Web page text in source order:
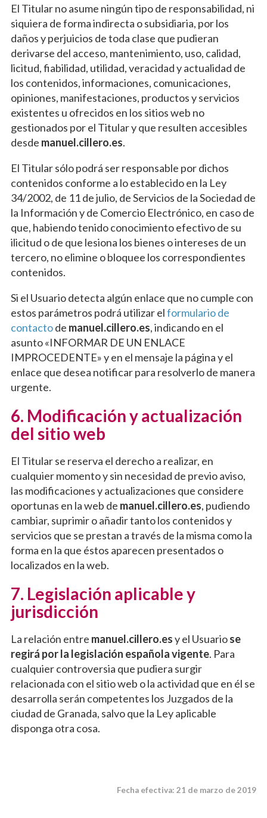
El Titular no asume ningún tipo de responsabilidad, ni
siquiera de forma indirecta o subsidiaria, por los
daños y perjuicios de toda clase que pudieran
derivarse del acceso, mantenimiento, uso, calidad,
licitud, fiabilidad, utilidad, veracidad y actualidad de
los contenidos, informaciones, comunicaciones,
opiniones, manifestaciones, productos y servicios
existentes u ofrecidos en los sitios web no
gestionados por el Titular y que resulten accesibles
desde manuel.cillero.es.
El Titular sólo podrá ser responsable por dichos
contenidos conforme a lo establecido en la Ley
34/2002, de 11 de julio, de Servicios de la Sociedad de
la Información y de Comercio Electrónico, en caso de
que, habiendo tenido conocimiento efectivo de su
ilicitud o de que lesiona los bienes o intereses de un
tercero, no elimine o bloquee los correspondientes
contenidos.
Si el Usuario detecta algún enlace que no cumple con
estos parámetros podrá utilizar elformulario de
contactode manuel.cillero.es, indicando en el
asunto «INFORMAR DE UN ENLACE
IMPROCEDENTE» y en el mensaje la página y el
enlace que desea notificar para resolverlo de manera
urgente.
6. Modificación y actualización
del sitio web
El Titular se reserva el derecho a realizar, en
cualquier momento y sin necesidad de previo aviso,
las modificaciones y actualizaciones que considere
oportunas en la web de manuel.cillero.es, pudiendo
cambiar, suprimir o añadir tanto los contenidos y
servicios que se prestan a través de la misma como la
forma en la que éstos aparecen presentados o
localizados en la web.
7. Legislación aplicable y
jurisdicción
La relación entre manuel.cillero.esy el Usuariose
regirá por la legislación española vigente. Para
cualquier controversia que pudiera surgir
relacionada con el sitio web o la actividad que en él se
desarrolla serán competentes los Juzgados de la
ciudad de Granada, salvo que la Ley aplicable
disponga otra cosa.
Fecha efectiva: 21 de marzo de 2019